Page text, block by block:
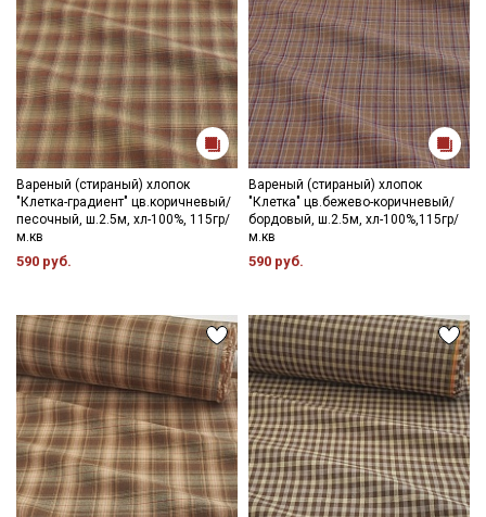
Вареный (стираный) хлопок
"Клетка-градиент" цв.коричневый/
песочный, ш.2.5м, хл-100%, 115гр/
м.кв
590 руб.
Вареный (стираный) хлопок
"Клетка" цв.бежево-коричневый/
бордовый, ш.2.5м, хл-100%,115гр/
м.кв
590 руб.